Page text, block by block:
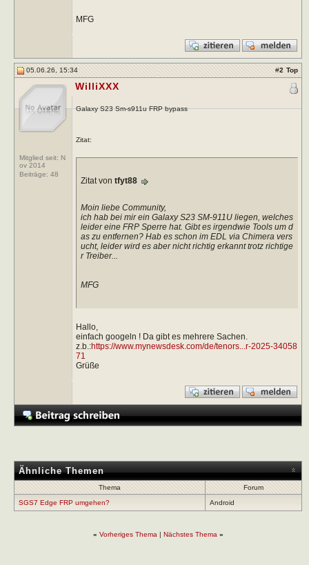
MFG
05.06.26, 15:34 #2 Top
Mitglied seit: N
ov 2014
Beiträge: 48
WilliXXX
Galaxy S23 Sm-s911u FRP bypass
Zitat:
Zitat von tfyt88
Moin liebe Community,
ich hab bei mir ein Galaxy S23 SM-911U liegen, welches
leider eine FRP Sperre hat. Gibt es irgendwie Tools um d
as zu entfernen? Hab es schon im EDL via Chimera vers
ucht, leider wird es aber nicht richtig erkannt trotz richtige
r Treiber...
MFG
Hallo,
einfach googeln ! Da gibt es mehrere Sachen.
z.b.:https://www.mynewsdesk.com/de/tenors...r-2025-34058
71
Grüße
Ähnliche Themen
Thema
Forum
SGS7 Edge FRP umgehen?
Android
« Vorheriges Thema | Nächstes Thema »